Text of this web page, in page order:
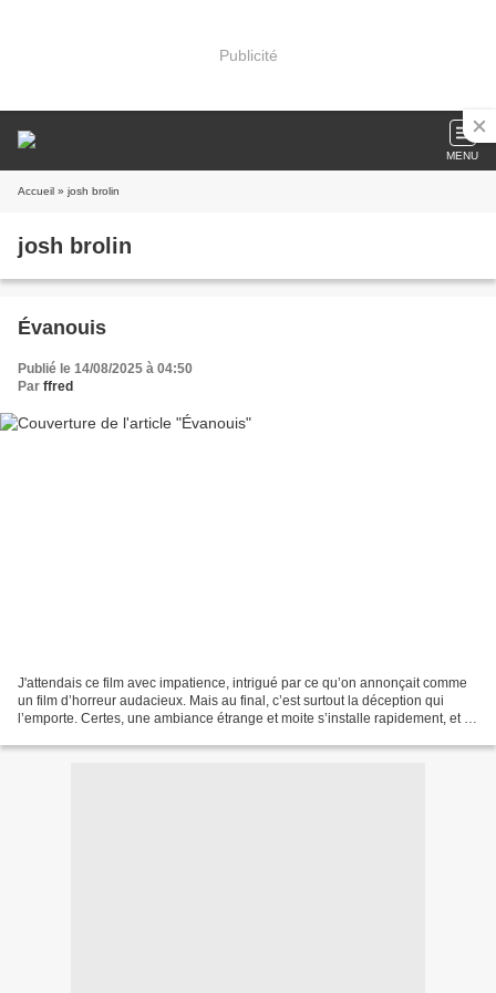
Publicité
MENU
Accueil » josh brolin
josh brolin
Évanouis
Publié le 14/08/2025 à 04:50
Par ffred
J'attendais ce film avec impatience, intrigué par ce qu’on annonçait comme
un film d’horreur audacieux. Mais au final, c’est surtout la déception qui
l’emporte. Certes, une ambiance étrange et moite s’installe rapidement, et la